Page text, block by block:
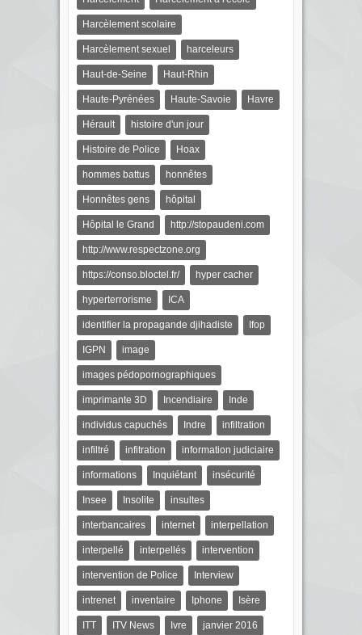
Harcèlement scolaire
Harcèlement sexuel harceleurs
Haut-de-Seine Haut-Rhin
Haute-Pyrénées Haute-Savoie Havre
Hérault histoire d'un jour
Histoire de Police Hoax
hommes battus honnêtes
Honnêtes gens hôpital
Hôpital le Grand http://stopaudeni.com
http://www.respectzone.org
https://conso.bloctel.fr/ hyper cacher
hyperterrorisme ICA
identifier la propagande djihadiste Ifop
IGPN image
images pédopornographiques
imprimante 3D Incendiaire Inde
individus capuchés Indre infiltration
infiltré infitration information judiciaire
informations Inquiétant insécurité
Insee Insolite insultes
interbancaires internet interpellation
interpellé interpellés intervention
intervention de Police Interview
intrenet inventaire Iphone Isère
ITT ITV News Ivre janvier 2016